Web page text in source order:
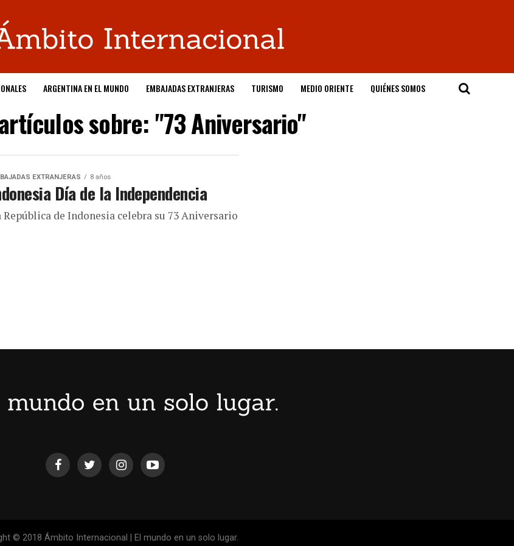
ARGENTINA EN EL MUNDO EMBAJADAS EXTRANJERAS TURISMO MEDIO ORIENTE QUIÉNES SOMOS
sobre: "73 Aniversario"
EXTRANJERAS 8 años
Día de la Independencia
República de Indonesia celebra su 73 Aniversario
© 2018 Ámbito Internacional | El mundo en un solo lugar.